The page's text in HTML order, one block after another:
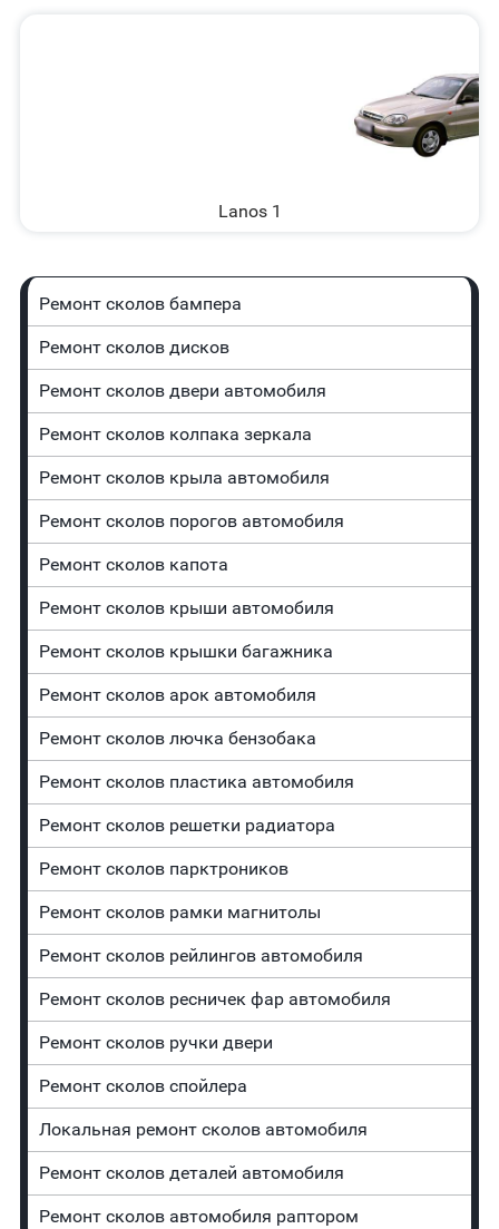
Lanos 1
Ремонт сколов бампера
Ремонт сколов дисков
Ремонт сколов двери автомобиля
Ремонт сколов колпака зеркала
Ремонт сколов крыла автомобиля
Ремонт сколов порогов автомобиля
Ремонт сколов капота
Ремонт сколов крыши автомобиля
Ремонт сколов крышки багажника
Ремонт сколов арок автомобиля
Ремонт сколов лючка бензобака
Ремонт сколов пластика автомобиля
Ремонт сколов решетки радиатора
Ремонт сколов парктроников
Ремонт сколов рамки магнитолы
Ремонт сколов рейлингов автомобиля
Ремонт сколов ресничек фар автомобиля
Ремонт сколов ручки двери
Ремонт сколов спойлера
Локальная ремонт сколов автомобиля
Ремонт сколов деталей автомобиля
Ремонт сколов автомобиля раптором